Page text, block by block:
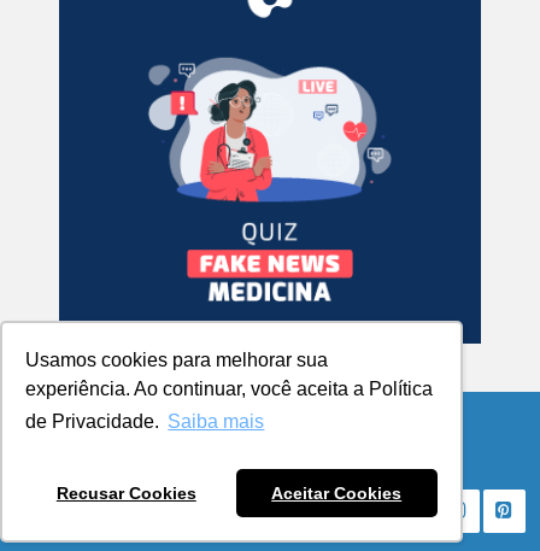
Usamos cookies para melhorar sua
experiência. Ao continuar, você aceita a Política
de Privacidade. Saiba mais
Recusar Cookies Aceitar Cookies